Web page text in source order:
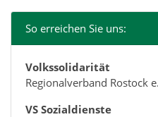
So erreichen Sie uns:
Volkssolidarität
Regionalverband Rostock
VS Sozialdienste